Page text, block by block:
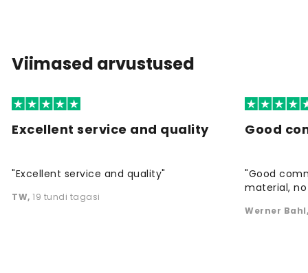
Viimased arvustused
Excellent service and quality
"Excellent service and quality"
TW, 19 tundi tagasi
Good
"Good
material,
Werner Bahl